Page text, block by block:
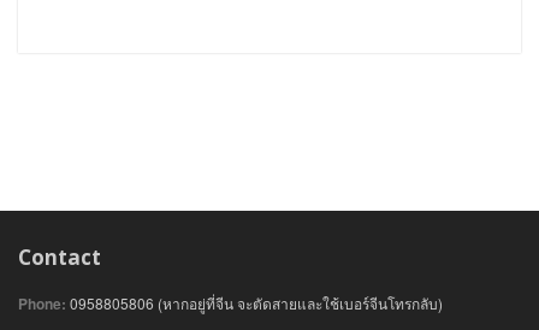
Contact
Phone: 0958805806 (หากอยู่ที่จีน จะตัดสายและใช้เบอร์จีนโทรกลับ)